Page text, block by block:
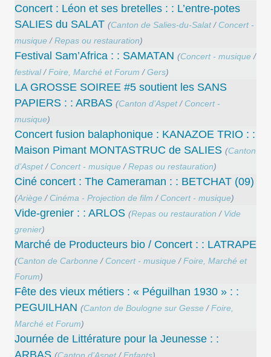
Concert : Léon et ses bretelles : : L’entre-potes
SALIES du SALAT (Canton de Salies-du-Salat/ Concert -
musique /Repas ou restauration)
Festival Sam’Africa : : SAMATAN (Concert - musique /
festival/Foire, Marché et Forum /Gers)
LA GROSSE SOIREE #5 soutient les SANS
PAPIERS : : ARBAS (Canton d’Aspet/ Concert -
musique)
Concert ​fusion balaphonique : KANAZOE TRIO : :
Maison Pimant MONTASTRUC de SALIES (Canton
d’Aspet/ Concert - musique /Repas ou restauration)
Ciné concert : The Cameraman : : BETCHAT (09)
(Ariège / Cinéma - Projection de film / Concert - musique)
Vide-grenier : : ARLOS (Repas ou restauration / Vide
grenier)
Marché de Producteurs bio / Concert : : LATRAPE
(Canton de Carbonne / Concert - musique /Foire, Marché et
Forum)
Fête des vieux métiers : « Péguilhan 1930 » : :
PEGUILHAN (Canton de Boulogne sur Gesse /Foire,
Marché et Forum)
Journée de Littérature pour la Jeunesse : :
ARBAS (Canton d’Aspet/ Enfants)